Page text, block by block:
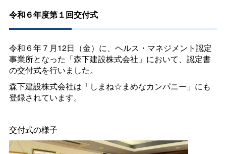
令和６年度第１回交付式
令和６年７月12日（金）に、ヘルス・マネジメント認定
事業所となった「森下建設株式会社」において、認定書
の交付式を行いました。
森下建設株式会社は「しまね☆まめなカンパニー」にも
登録されています。
交付式の様子